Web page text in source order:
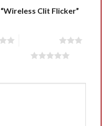
Clit Flicker”